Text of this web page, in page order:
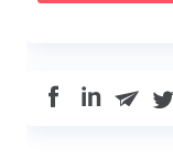
in